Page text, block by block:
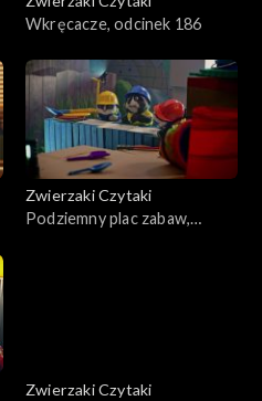
Wkręcacze, odcinek 186
Zwierzaki Czytaki
Podziemny plac zabaw,
Zwierzaki Czytaki